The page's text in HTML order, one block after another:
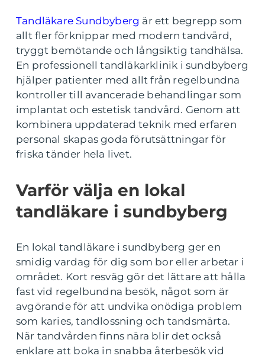
Tandläkare Sundbyberg är ett begrepp som
allt fler förknippar med modern tandvård,
tryggt bemötande och långsiktig tandhälsa.
En professionell tandläkarklinik i sundbyberg
hjälper patienter med allt från regelbundna
kontroller till avancerade behandlingar som
implantat och estetisk tandvård. Genom att
kombinera uppdaterad teknik med erfaren
personal skapas goda förutsättningar för
friska tänder hela livet.
Varför välja en lokal
tandläkare i sundbyberg
En lokal tandläkare i sundbyberg ger en
smidig vardag för dig som bor eller arbetar i
området. Kort resväg gör det lättare att hålla
fast vid regelbundna besök, något som är
avgörande för att undvika onödiga problem
som karies, tandlossning och tandsmärta.
När tandvården finns nära blir det också
enklare att boka in snabba återbesök vid